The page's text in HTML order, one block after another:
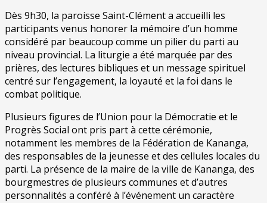
Dès 9h30, la paroisse Saint-Clément a accueilli les
participants venus honorer la mémoire d’un homme
considéré par beaucoup comme un pilier du parti au
niveau provincial. La liturgie a été marquée par des
prières, des lectures bibliques et un message spirituel
centré sur l’engagement, la loyauté et la foi dans le
combat politique.
Plusieurs figures de l’Union pour la Démocratie et le
Progrès Social ont pris part à cette cérémonie,
notamment les membres de la Fédération de Kananga,
des responsables de la jeunesse et des cellules locales du
parti. La présence de la maire de la ville de Kananga, des
bourgmestres de plusieurs communes et d’autres
personnalités a conféré à l’événement un caractère